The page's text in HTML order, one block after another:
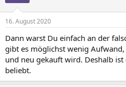
16. August 2020
Dann warst Du einfach an der
gibt es möglichst wenig
und neu gekauft wird. Deshalb
beliebt.